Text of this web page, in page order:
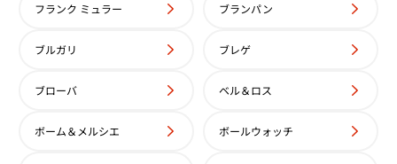
フランク ミュラー ブランパン
ブルガリ ブレゲ
ブローバ ベル＆ロス
ボーム＆メルシエ ボールウォッチ